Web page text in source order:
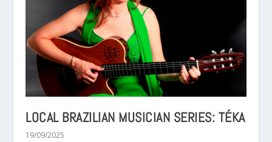
LOCAL BRAZILIAN MUSICIAN SERIES: TÉKA
19/09/2025